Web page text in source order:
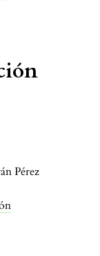
Pérez